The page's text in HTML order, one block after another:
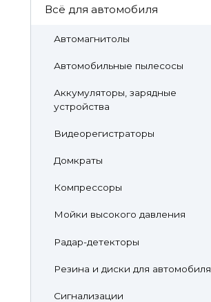
Всё для автомобиля
Автомагнитолы
Автомобильные пылесосы
Аккумуляторы, зарядные
устройства
Видеорегистраторы
Домкраты
Компрессоры
Мойки высокого давления
Радар-детекторы
Резина и диски для автомобиля
Сигнализации